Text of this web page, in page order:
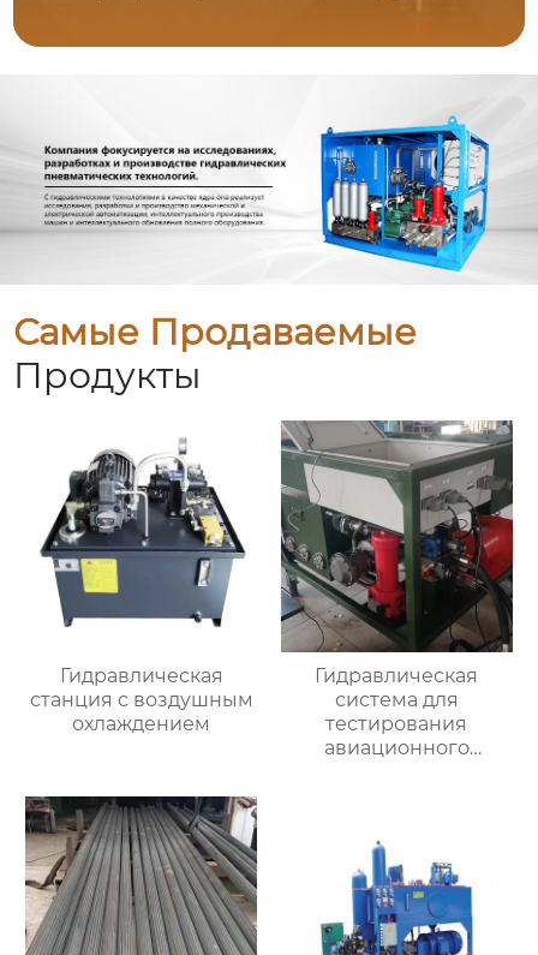
Самые Продаваемые
Продукты
Гидравлическая
станция с воздушным
охлаждением
Гидравлическая
система для
тестирования
авиационного